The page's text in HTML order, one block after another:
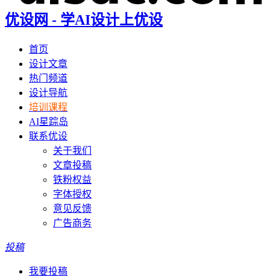
优设网 - 学AI设计上优设
首页
设计文章
热门频道
设计导航
培训课程
AI星踪岛
联系优设
关于我们
文章投稿
铁粉权益
字体授权
意见反馈
广告商务
投稿
我要投稿